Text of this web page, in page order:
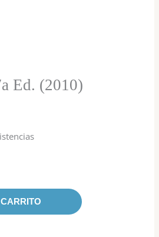
Ed. (2010)